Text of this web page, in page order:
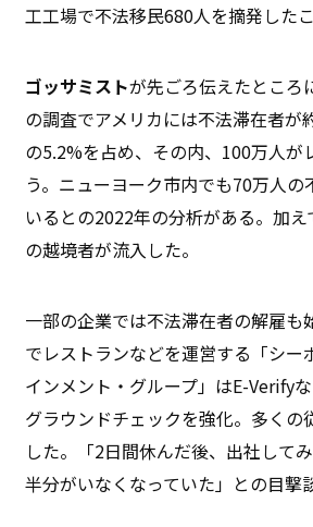
工工場で不法移民680人を摘発した
ゴッサミストが先ごろ伝えたところ
の調査でアメリカには不法滞在者が
の5.2%を占め、その内、100万人が
う。ニューヨーク市内でも70万人の
いるとの2022年の分析がある。加え
の越境者が流入した。
一部の企業では不法滞在者の解雇も
でレストランなどを運営する「シー
インメント・グループ」はE-Verify
グラウンドチェックを強化。多くの
した。「2日間休んだ後、出社して
半分がいなくなっていた」との目撃